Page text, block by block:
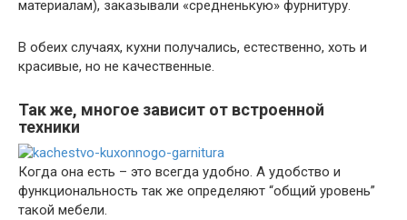
материалам), заказывали «средненькую» фурнитуру.
В обеих случаях, кухни получались, естественно, хоть и
красивые, но не качественные.
Так же, многое зависит от встроенной
техники
Когда она есть – это всегда удобно. А удобство и
функциональность так же определяют “общий уровень”
такой мебели.